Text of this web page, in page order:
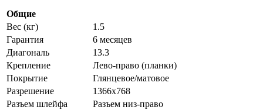
Общие
Вес (кг)
1.5
Гарантия
6 месяцев
Диагональ
13.3
Крепление
Лево-право (планки)
Покрытие
Глянцевое/матовое
Разрешение
1366x768
Разъем шлейфа
Разъем низ-право